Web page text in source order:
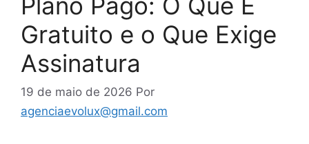
Gratuito e o Que Exige
Assinatura
19 de maio de 2026 Por
agenciaevolux@gmail.com